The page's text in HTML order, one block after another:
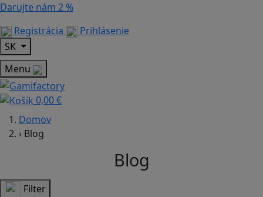
Darujte nám 2 %
Registrácia
Prihlásenie
SK
Menu
0,00 €
Domov
› Blog
Blog
Filter